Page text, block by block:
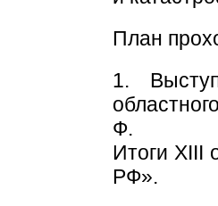
План
1.
Ф.
Итоги XIII
РФ».